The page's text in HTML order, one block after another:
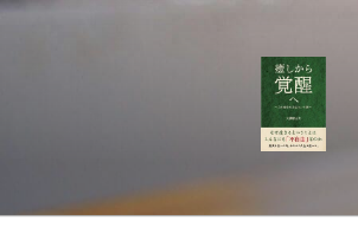
コ
キ